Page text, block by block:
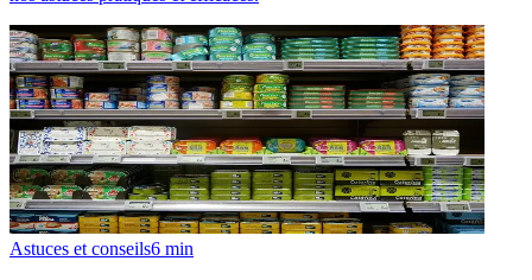
Astuces et conseils6 min